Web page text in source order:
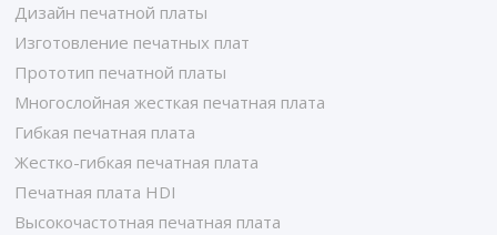
Дизайн печатной платы
Изготовление печатных плат
Прототип печатной платы
Многослойная жесткая печатная плата
Гибкая печатная плата
Жестко-гибкая печатная плата
Печатная плата HDI
Высокочастотная печатная плата